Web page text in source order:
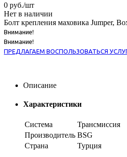
0 руб./шт
Нет в наличии
Болт крепления маховика Jumper,
Внимание!
Внимание!
ПРЕДЛАГАЕМ ВОСПОЛЬЗОВАТЬСЯ
Описание
Характеристики
Система
Трансмиссия
Производитель BSG
Страна
Турция